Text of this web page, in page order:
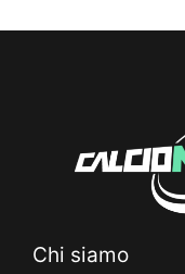
Chi siamo